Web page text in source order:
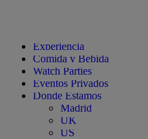
Experiencia
Comida y Bebida
Watch Parties
Eventos Privados
Donde Estamos
Madrid
UK
US